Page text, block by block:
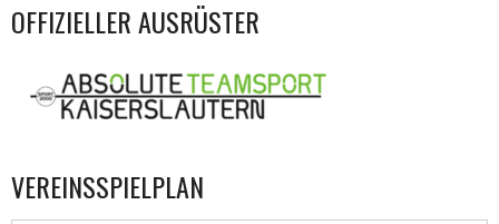
OFFIZIELLER AUSRÜSTER
VEREINSSPIELPLAN